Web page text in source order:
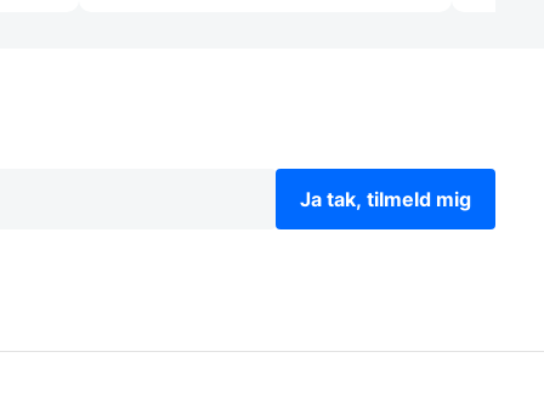
Ja tak, tilmeld mig